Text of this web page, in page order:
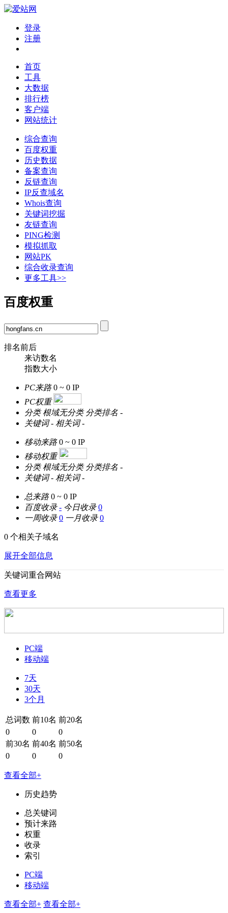
登录
注册
首页
工具
大数据
排行榜
客户端
网站统计
综合查询
百度权重
历史数据
备案查询
反链查询
IP反查域名
Whois查询
关键词挖掘
友链查询
PING检测
模拟抓取
网站PK
综合收录查询
更多工具>>
百度权重
排名前后
来访数名
指数大小
PC来路 0 ~ 0 IP
PC权重
分类 根域无分类 分类排名 -
关键词 - 相关词 -
移动来路 0 ~ 0 IP
移动权重
分类 根域无分类 分类排名 -
关键词 - 相关词 -
总来路 0 ~ 0 IP
百度收录 - 今日收录 0
一周收录 0 一月收录 0
0 个相关子域名
展开全部信息
关键词重合网站
查看更多
PC端
移动端
7天
30天
3个月
总词数 前10名 前20名
0
0
0
前30名 前40名 前50名
0
0 0
查看全部+
历史趋势
总关键词
预计来路
权重
收录
索引
PC端
移动端
查看全部+ 查看全部+